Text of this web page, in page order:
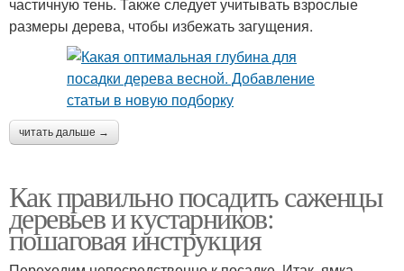
частичную тень. Также следует учитывать взрослые
размеры дерева, чтобы избежать загущения.
читать дальше →
Как правильно посадить саженцы
деревьев и кустарников:
пошаговая инструкция